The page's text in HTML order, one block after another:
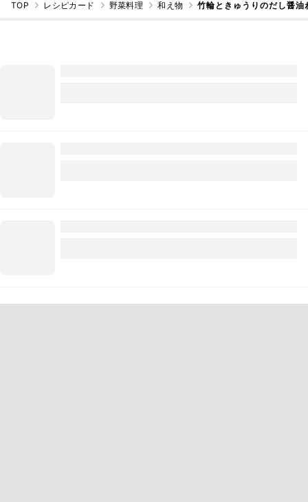
TOP レシピカード 野菜料理 和え物 竹輪ときゅうりのだし醤油